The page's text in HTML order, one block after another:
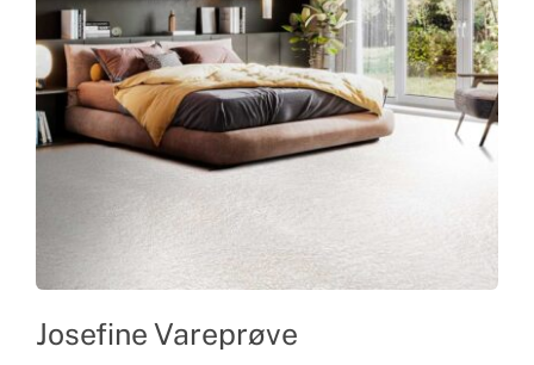
Josefine Vareprøve